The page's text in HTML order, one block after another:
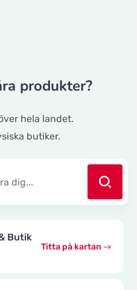
produkter?
hela landet.
butiker.
Butik
Titta på kartan